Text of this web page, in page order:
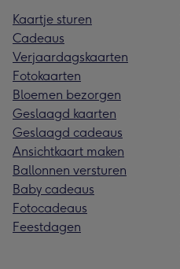
Kaartje sturen
Cadeaus
Verjaardagskaarten
Fotokaarten
Bloemen bezorgen
Geslaagd kaarten
Geslaagd cadeaus
Ansichtkaart maken
Ballonnen versturen
Baby cadeaus
Fotocadeaus
Feestdagen